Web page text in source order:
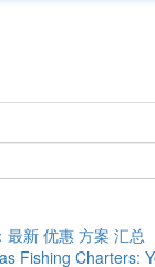
最新 优惠 方案 汇总
Fishing Charters: